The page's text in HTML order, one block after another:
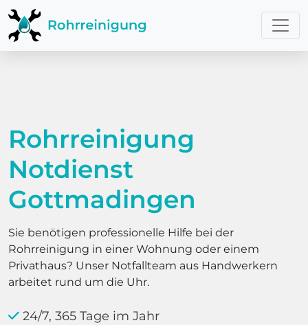
Rohrreinigung
Notdienst
Gottmadingen
Sie benötigen professionelle Hilfe bei der
Rohrreinigung in einer Wohnung oder einem
Privathaus? Unser Notfallteam aus Handwerkern
arbeitet rund um die Uhr.
24/7, 365 Tage im Jahr